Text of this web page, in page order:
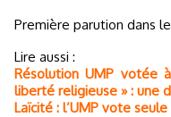
Première parution dans le
Lire aussi :
Résolution UMP votée
liberté religieuse » : une
Laïcité : l’UMP vote